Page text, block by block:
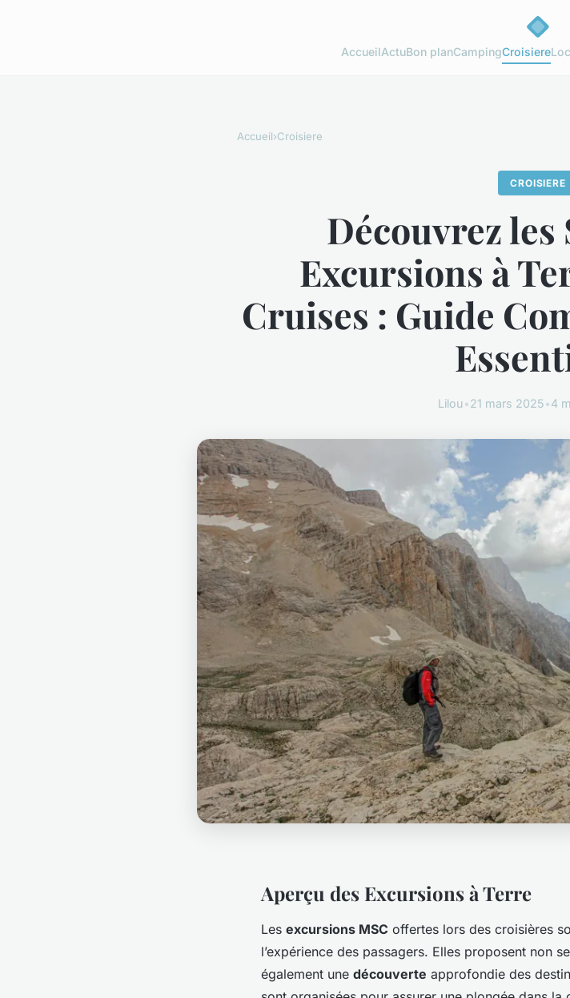
AccueilActuBon planCampingCroisiere
Accueil›Croisiere
CROISIERE
Découvrez les
Excursions à
Cruises : Guide
Lilou•21 mars 2025•4
Aperçu des Excursions à Terre
Les excursions MSC offertes lors des croisières
l’expérience des passagers. Elles proposent non
également une découverte approfondie des